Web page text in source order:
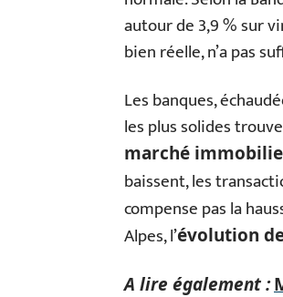
autour de 3,9 % sur
bien réelle, n’a pas
Les banques,
les plus solides
marché
baissent, les
compense pas la
Alpes, l’évolution
A lire également :